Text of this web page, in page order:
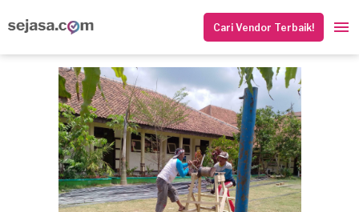
Cari Vendor Terbaik!